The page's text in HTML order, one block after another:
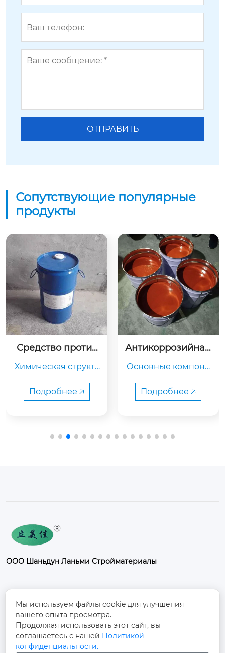
Сопутствующие популярные
продукты
Средство против
Химическая структу
ненты: полиамидны
й воск, органически
ия и так далее.
Подробнее 🡥
Антикоррозийная
Основные компоне
ер, эпоксидные смо
лы, полиуретановы
овый порошок, алю
Подробнее 🡥
ООО Шаньдун Ланьми Стройматериалы

Промышленный парк Фанси, к северу от
дороги Дуншоу, улица Фанси, поселок
Фанси, город Юйчэн, город Дэчжоу,
Мы используем файлы cookie для улучшения
вашего опыта просмотра.
Продолжая использовать этот сайт, вы
соглашаетесь с нашей Политикой
конфиденциальности.